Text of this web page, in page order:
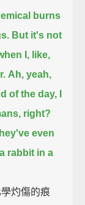
burns
But it's not
I, like,
Ah, yeah,
of the day, I
right?
even
rabbit in a
灼傷的痕